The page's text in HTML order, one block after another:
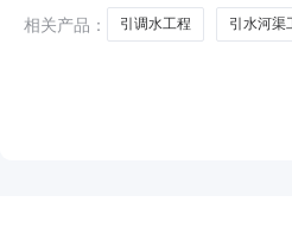
相关产品：
引调水工程 引水河渠